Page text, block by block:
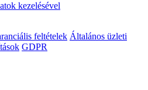
kezelésével
feltételek Általános üzleti
GDPR